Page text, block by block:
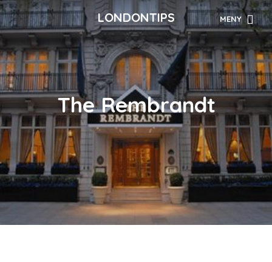
LONDONTIPS MENY
The Rembrandt